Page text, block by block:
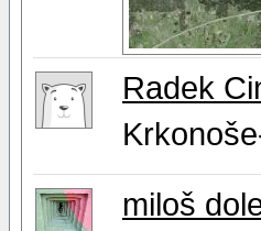
Radek
miloš